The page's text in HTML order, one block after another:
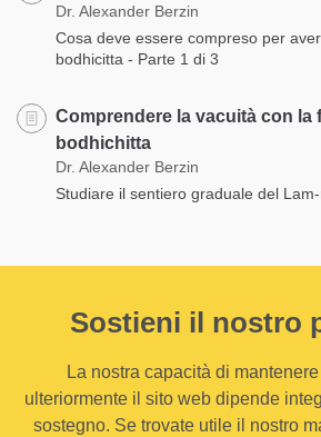
Dr. Alexander Berzin
Cosa deve essere compreso per
bodhicitta - Parte 1 di 3
Comprendere la vacuità con la
bodhichitta
Dr. Alexander Berzin
Studiare il sentiero graduale del
Sostieni il nostro
La nostra capacità di
ulteriormente il sito web dipende
sostegno. Se trovate utile il nostro